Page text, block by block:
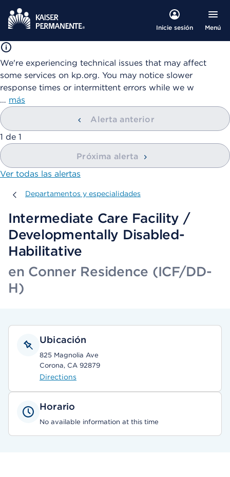
Inicie sesión Menú
We're experiencing technical issues that may affect
some services on kp.org. You may notice slower
response times or intermittent errors while we w
… más
Alerta anterior
mostrando
1 de 1
Próxima alerta
Ver todas las alertas
Departamentos y especialidades
Departamentos y especialidades
Intermediate Care Facility /
Developmentally Disabled-
Habilitative
en Conner Residence (ICF/DD-
H)
Ubicación
825 Magnolia Ave
Corona, CA 92879
Directions
Horario
No available information at this time